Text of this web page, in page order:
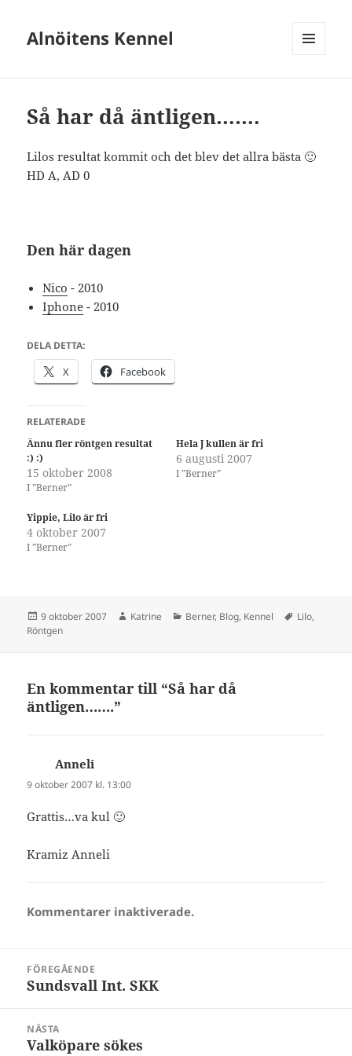
Alnöitens Kennel
Så har då äntligen…….
Lilos resultat kommit och det blev det allra bästa 🙂
HD A, AD 0
Den här dagen
Nico - 2010
Iphone - 2010
DELA DETTA:
X Facebook
RELATERADE
Ännu fler röntgen resultat
:) :)
15 oktober 2008
I ”Berner”
Hela J kullen är fri
6 augusti 2007
I ”Berner”
Yippie, Lilo är fri
4 oktober 2007
I ”Berner”
Postat
9 oktober 2007 Författare
Katrine Kategorier
Berner, Blog, Kennel Taggar
Lilo,
Röntgen
En kommentar till “Så har då
äntligen…….”
Anneli
9 oktober 2007 kl. 13:00
Grattis…va kul 🙂
Kramiz Anneli
Kommentarer inaktiverade.
FÖREGÅENDE
Föregående
Sundsvall Int. SKK
NÄSTA
Nästa
Valköpare sökes